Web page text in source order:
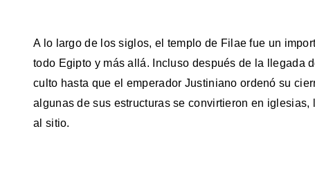
A lo largo de los siglos, el templo de Filae fue un
todo Egipto y más allá. Incluso después de la llegada
culto hasta que el emperador Justiniano ordenó su
algunas de sus estructuras se convirtieron en
al sitio.